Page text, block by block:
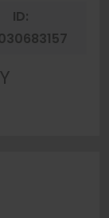
ID: